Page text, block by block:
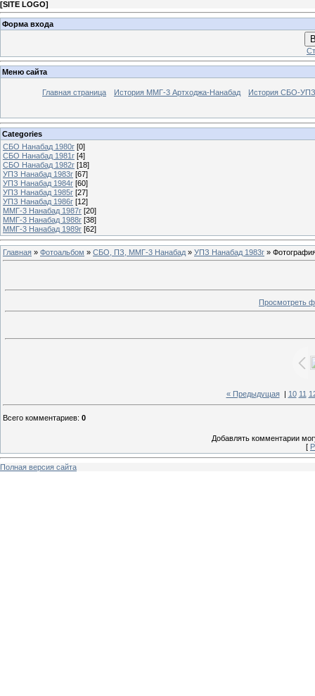
[SITE LOGO]
Форма входа
Меню сайта
Главная страница История ММГ-3 Артходжа-Нанабад История СБО-УПЗ
Categories
СБО Нанабад 1980г [0]
СБО Нанабад 1981г [4]
СБО Нанабад 1982г [18]
УПЗ Нанабад 1983г [67]
УПЗ Нанабад 1984г [60]
УПЗ Нанабад 1985г [27]
УПЗ Нанабад 1986г [12]
ММГ-3 Нанабад 1987г [20]
ММГ-3 Нанабад 1988г [38]
ММГ-3 Нанабад 1989г [62]
Главная » Фотоальбом » СБО, ПЗ, ММГ-3 Нанабад » УПЗ Нанабад 1983г »
Просмотреть
« Предыдущая| 10 11
Всего комментариев: 0
Добавлять комментарии
[
Полная версия сайта